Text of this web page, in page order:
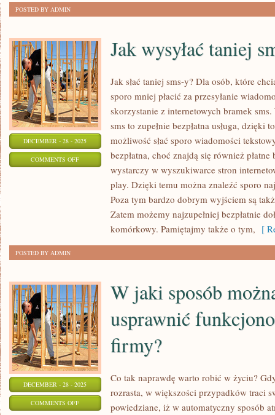
RÓŻNEGO
RODZAJU
WIRUSAMI?
POSTED BY ADMIN
DECEMBER - 28 - 2025
COMMENTS OFFON
Jak wysyłać taniej
Jak słać taniej sms-y? Dla osób, które
sporo mniej płacić za przesyłanie
skorzystanie z internetowych bramek
sms to zupełnie bezpłatna usługa, dzięki
możliwość słać sporo wiadomości
bezpłatna, choć znajdą się również
wystarczy w wyszukiwarce stron
play. Dzięki temu można znaleźć sporo
Poza tym bardzo dobrym wyjściem są
Zatem możemy najzupełniej bezpłatnie
komórkowy. Pamiętajmy także o tym, [
POSTED BY ADMIN
DECEMBER - 28 - 2025
COMMENTS OFFON
W jaki sposób
usprawnić
firmy?
Co tak naprawdę warto robić w życiu?
rozrasta, w większości przypadków traci
powiedziane, iż w automatyczny sposób